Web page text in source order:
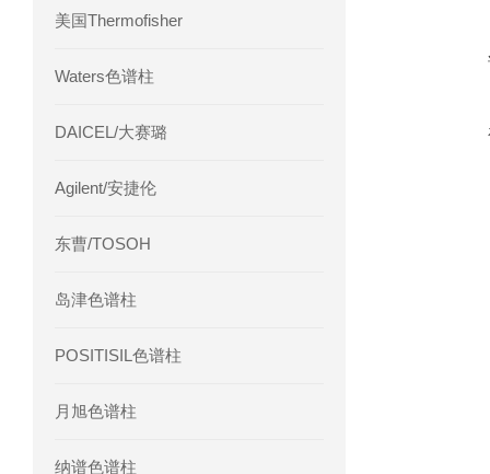
美国Thermofisher
Waters色谱柱
DAICEL/大赛璐
Agilent/安捷伦
东曹/TOSOH
岛津色谱柱
POSITISIL色谱柱
月旭色谱柱
纳谱色谱柱